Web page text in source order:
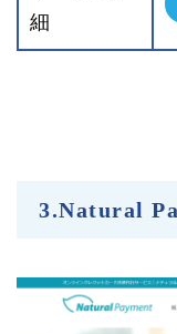
細
3.Natural